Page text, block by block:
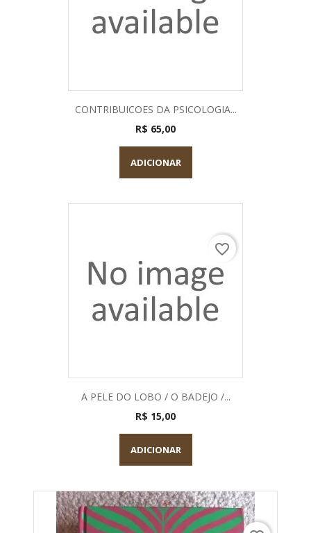
CONTRIBUICOES DA PSICOLOGIA...
R$ 65,00
ADICIONAR
A PELE DO LOBO / O BADEJO /...
R$ 15,00
ADICIONAR
favorite_border